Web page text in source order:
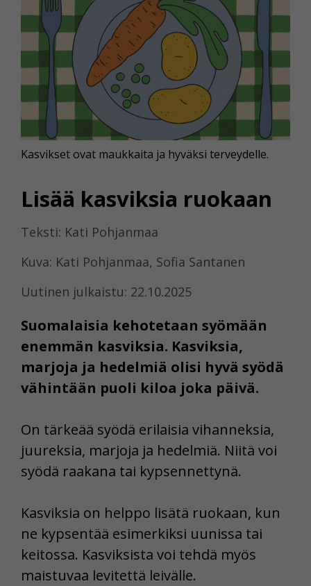
Lisää kasviksia ruokaan
Teksti: Kati Pohjanmaa
Kuva: Kati Pohjanmaa, Sofia Santanen
Uutinen julkaistu: 22.10.2025
Suomalaisia kehotetaan syömään
enemmän kasviksia. Kasviksia,
marjoja ja hedelmiä olisi hyvä syödä
vähintään puoli kiloa joka päivä.
Kasvikset ovat maukkaita ja hyväksi terveydelle.
On tärkeää syödä erilaisia vihanneksia,
juureksia, marjoja ja hedelmiä. Niitä voi
syödä raakana tai kypsennettynä.
Kasviksia on helppo lisätä ruokaan, kun
ne kypsentää esimerkiksi uunissa tai
keitossa. Kasviksista voi tehdä myös
maistuvaa levitettä leivälle.